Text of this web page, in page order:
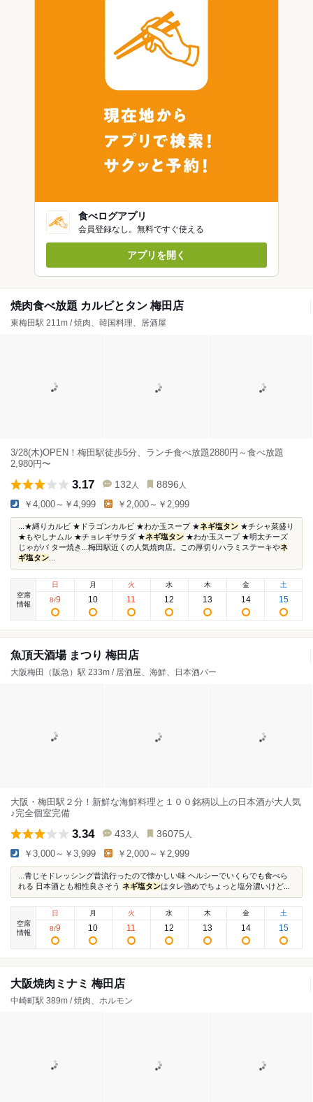
食べログアプリ
会員登録なし。無料ですぐ使える
アプリを開く
焼肉食べ放題 カルビとタン 梅田店
東梅田駅 211m / 焼肉、韓国料理、居酒屋
3/28(木)OPEN！梅田駅徒歩5分、ランチ食べ放題2880円～食べ放題
2,980円〜
3.17 132 人 8896 人
￥4,000～￥4,999 ￥2,000～￥2,999
...★縛りカルビ ★ドラゴンカルビ ★わか玉スープ ★ネギ塩タン ★チシャ菜盛り
★もやしナムル ★チョレギサラダ ★ネギ塩タン ★わか玉スープ ★明太チーズ
じゃがバ ター焼き...梅田駅近くの人気焼肉店。この厚切りハラミステーキやネ
ギ塩タン
空席
情報
日
8/9
月
10
火
11
水
12
木
13
金
14
土
15
魚頂天酒場 まつり 梅田店
大阪梅田（阪急）駅 233m / 居酒屋、海鮮、日本酒バー
大阪・梅田駅２分！新鮮な海鮮料理と１００銘柄以上の日本酒が大人気
♪完全個室完備
3.34 433 人 36075 人
￥3,000～￥3,999 ￥2,000～￥2,999
...青じそドレッシング昔流行ったので懐かしい味 ヘルシーでいくらでも食べら
れる 日本酒とも相性良さそう ネギ塩タンはタレ強めでちょっと塩分濃いけど...
空席
情報
日
8/9
月
10
火
11
水
12
木
13
金
14
土
15
大阪焼肉ミナミ 梅田店
中崎町駅 389m / 焼肉、ホルモン